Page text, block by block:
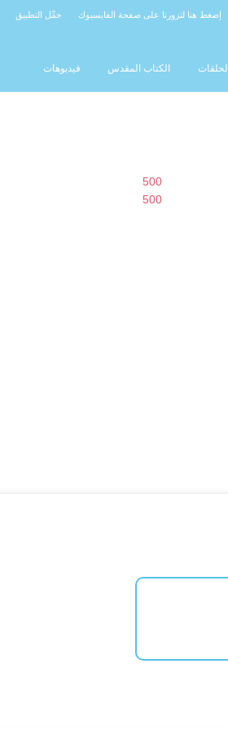
حمِّل التطبيق إضغط هنا لتزورنا على صفحة الفايسبوك
الحلقات الكتاب المقدس فيديوهات
500
500